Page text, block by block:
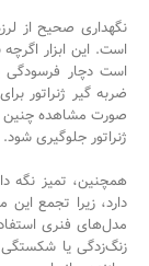
نگهداری صحیح از
است. این ابزار
است دچار فرسودگی
ضربه گیر ژنراتور
صورت مشاهده چنین
ژنراتورجلوگیری شود.
همچنین، تمیز نگه
دارد، زیرا تجمع
مدل‌های فنری
زنگ‌زدگی یا